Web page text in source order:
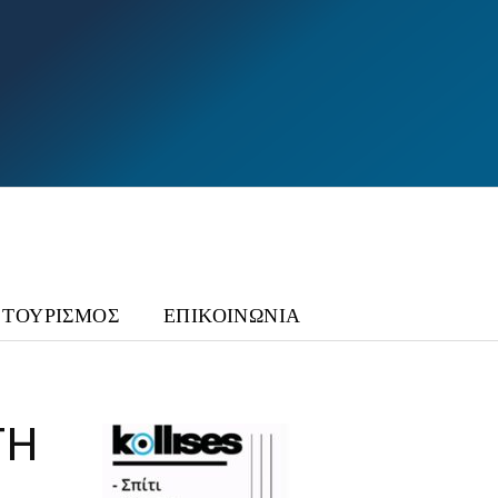
ΤΟΥΡΙΣΜΟΣ ΕΠΙΚΟΙΝΩΝΙΑ